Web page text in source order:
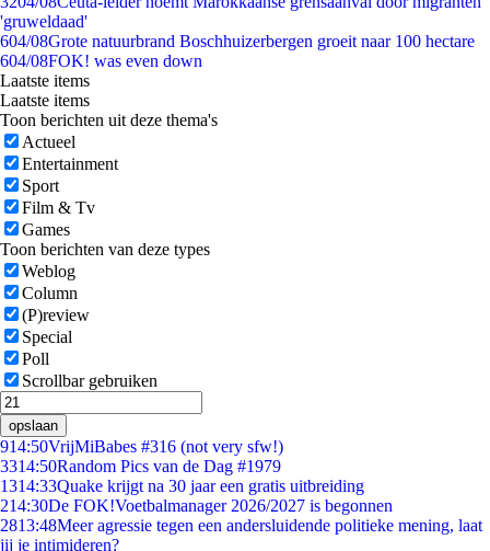
'gruweldaad'
604/08Grote natuurbrand Boschhuizerbergen groeit naar 100 hectare
604/08FOK! was even down
Laatste items
Laatste items
Toon berichten uit deze thema's
Actueel
Entertainment
Sport
Film & Tv
Games
Toon berichten van deze types
Weblog
Column
(P)review
Special
Poll
Scrollbar gebruiken
opslaan
914:50VrijMiBabes #316 (not very sfw!)
3314:50Random Pics van de Dag #1979
1314:33Quake krijgt na 30 jaar een gratis uitbreiding
214:30De FOK!Voetbalmanager 2026/2027 is begonnen
2813:48Meer agressie tegen een andersluidende politieke mening, laat
jij je intimideren?